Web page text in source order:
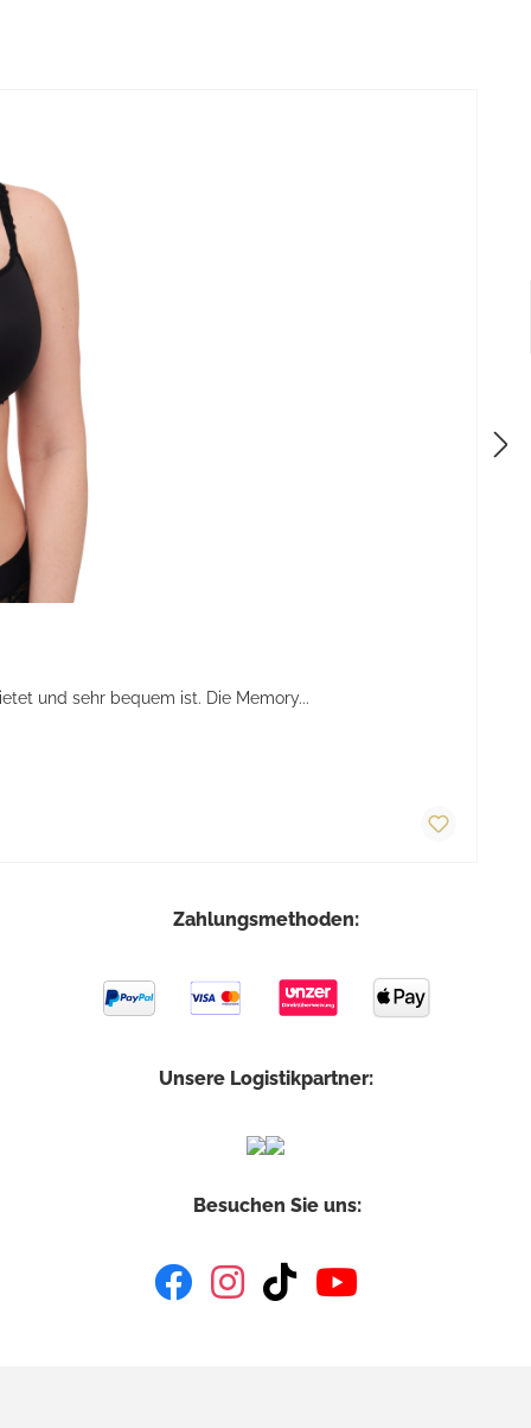
und sehr bequem ist. Die Memory...
Zahlungsmethoden:
Unsere Logistikpartner:
Besuchen Sie uns: